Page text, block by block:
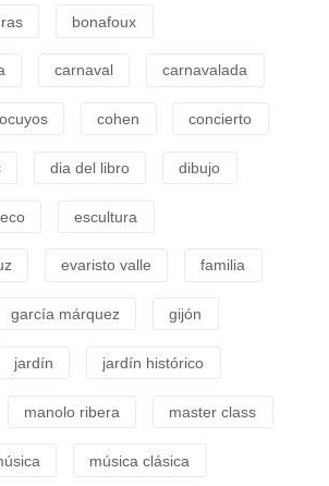
bonafoux
carnaval carnavalada
cohen concierto
dia del libro dibujo
escultura
evaristo valle familia
garcía márquez gijón
jardín jardín histórico
manolo ribera master class
música clásica